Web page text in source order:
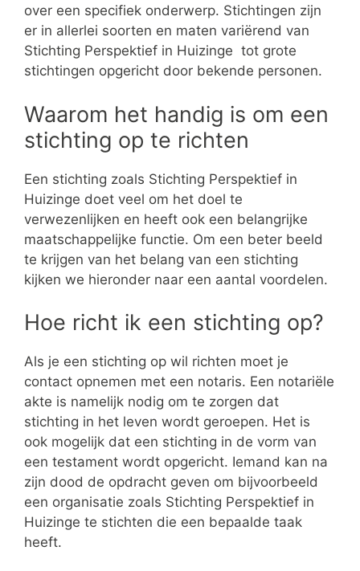
over een specifiek onderwerp. Stichtingen zijn
er in allerlei soorten en maten variërend van
Stichting Perspektief in Huizinge tot grote
stichtingen opgericht door bekende personen.
Waarom het handig is om een
stichting op te richten
Een stichting zoals Stichting Perspektief in
Huizinge doet veel om het doel te
verwezenlijken en heeft ook een belangrijke
maatschappelijke functie. Om een beter beeld
te krijgen van het belang van een stichting
kijken we hieronder naar een aantal voordelen.
Hoe richt ik een stichting op?
Als je een stichting op wil richten moet je
contact opnemen met een notaris. Een notariële
akte is namelijk nodig om te zorgen dat
stichting in het leven wordt geroepen. Het is
ook mogelijk dat een stichting in de vorm van
een testament wordt opgericht. Iemand kan na
zijn dood de opdracht geven om bijvoorbeeld
een organisatie zoals Stichting Perspektief in
Huizinge te stichten die een bepaalde taak
heeft.